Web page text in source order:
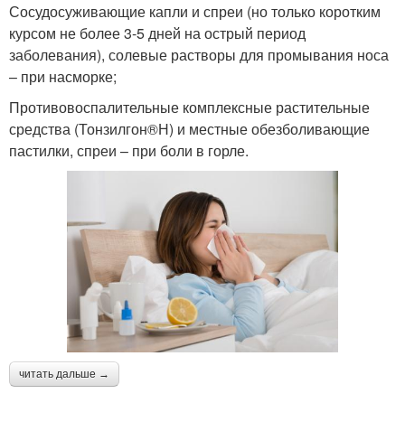
Сосудосуживающие капли и спреи (но только коротким
курсом не более 3-5 дней на острый период
заболевания), солевые растворы для промывания носа
– при насморке;
Противовоспалительные комплексные растительные
средства (Тонзилгон®Н) и местные обезболивающие
пастилки, спреи – при боли в горле.
читать дальше →